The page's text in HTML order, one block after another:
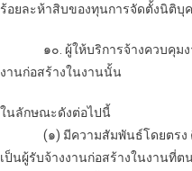
ร้อยละห้าสิบของทุนการจัดตั้งนิติบุ
๑๐. ผู้ให้บริการจ้างควบคุมงา
งานก่อสร้างในงานนั้น
ในลักษณะดังต่อไปนี้
(๑) มีความสัมพันธ์โดยตรง
เป็นผู้รับจ้างงานก่อสร้างในงานที่ต